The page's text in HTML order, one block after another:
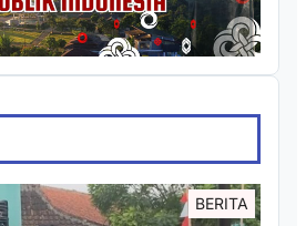
BERITA